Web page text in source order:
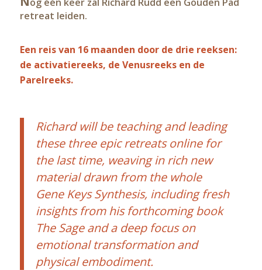
retreat leiden.
Een reis van 16 maanden door de drie reeksen:
de activatiereeks, de Venusreeks en de
Parelreeks.
Richard will be teaching and leading
these three epic retreats online for
the last time, weaving in rich new
material drawn from the whole
Gene Keys Synthesis, including fresh
insights from his forthcoming book
The Sage and a deep focus on
emotional transformation and
physical embodiment.